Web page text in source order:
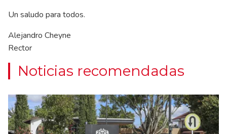
Un saludo para todos.
Alejandro Cheyne
Rector
Noticias recomendadas